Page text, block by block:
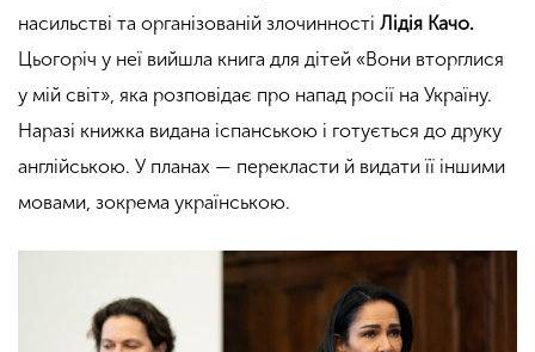
насильстві та організованій злочинності Лідія Качо.
Цьогоріч у неї вийшла книга для дітей «Вони вторглися
у мій світ», яка розповідає про напад росії на Україну.
Наразі книжка видана іспанською і готується до друку
англійською. У планах — перекласти й видати її іншими
мовами, зокрема українською.